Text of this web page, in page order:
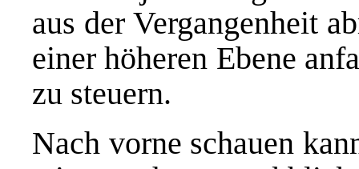
aus der Vergangenheit
einer höheren Ebene
zu steuern.
Nach vorne schauen